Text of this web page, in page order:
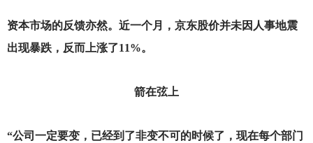
资本市场的反馈亦然。近一个月，京东股价并未因人事地震
出现暴跌，反而上涨了11%。
箭在弦上
“公司一定要变，已经到了非变不可的时候了，现在每个部门